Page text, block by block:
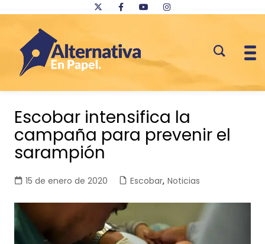
contenido
Escobar intensifica la
campaña para prevenir el
sarampión
15 de enero de 2020 Escobar, Noticias